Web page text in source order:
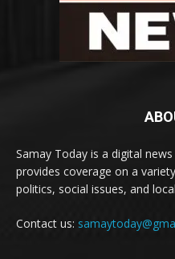
Samay Today is a digital
provides coverage on a
politics, social issues, and
Contact us: